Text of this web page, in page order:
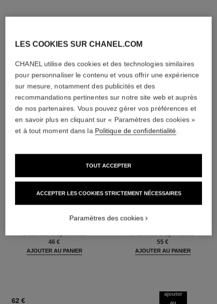
L'ACCORD PARFAIT
Stick Éclat Multi-usage
46 €
AJOUTER AU PANIER
Fard à Joues Crème en Poudre
55 €
AJOUTER AU PANIER
62 €
ajouter
au
LES COOKIES SUR CHANEL.COM
CHANEL utilise des cookies et des technologies similaires
pour personnaliser le contenu et vous offrir une expérience
sur mesure, notamment des publicités et des
recommandations pertinentes sur notre site web et auprès
de nos partenaires. Vous pouvez gérer vos préférences et
en savoir plus en cliquant sur « Paramètres des cookies »
et à tout moment dans la Politique de confidentialité
ACCEPTER LES COOKIES STRICTEMENT NÉCESSAIRES
TOUT ACCEPTER
Paramètres des cookies